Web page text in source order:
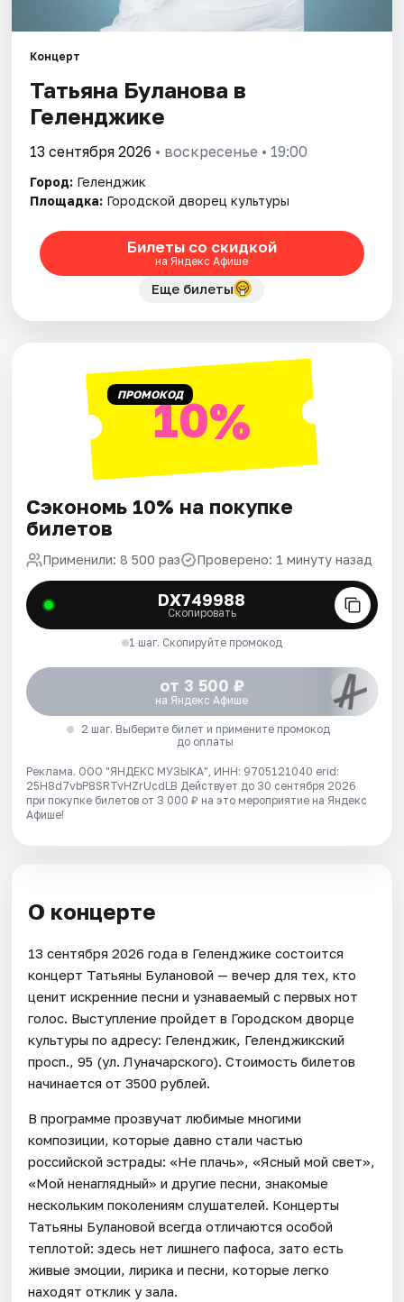
Концерт
Татьяна Буланова в
Геленджике
13 сентября 2026 • воскресенье • 19:00
Город: Геленджик
Площадка: Городской дворец культуры
Билеты со скидкой
на Яндекс Афише
Еще билеты
ПРОМОКОД10%
Сэкономь 10% на покупке
билетов
Применили: 8 500 раз Проверено: 1 минуту назад
DX749988
Скопировать
1 шаг. Скопируйте промокод
от 3 500 ₽
на Яндекс Афише
2 шаг. Выберите билет и примените промокод
до оплаты
Реклама. ООО "ЯНДЕКС МУЗЫКА", ИНН: 9705121040 erid:
25H8d7vbP8SRTvHZrUcdLB Действует до 30 сентября 2026
при покупке билетов от 3 000 ₽ на это мероприятие на Яндекс
Афише!
О концерте
13 сентября 2026 года в Геленджике состоится
концерт Татьяны Булановой — вечер для тех, кто
ценит искренние песни и узнаваемый с первых нот
голос. Выступление пройдет в Городском дворце
культуры по адресу: Геленджик, Геленджикский
просп., 95 (ул. Луначарского). Стоимость билетов
начинается от 3500 рублей.
В программе прозвучат любимые многими
композиции, которые давно стали частью
российской эстрады: «Не плачь», «Ясный мой свет»,
«Мой ненаглядный» и другие песни, знакомые
нескольким поколениям слушателей. Концерты
Татьяны Булановой всегда отличаются особой
теплотой: здесь нет лишнего пафоса, зато есть
живые эмоции, лирика и песни, которые легко
находят отклик у зала.